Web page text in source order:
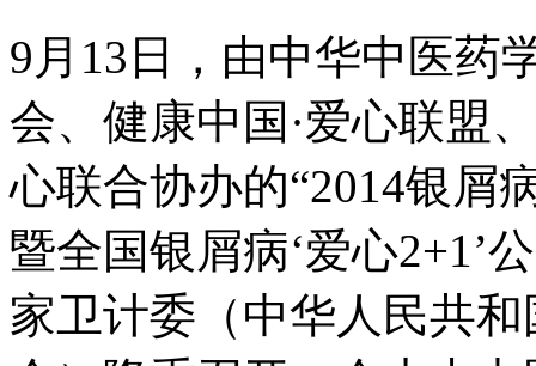
9月13日，由中华中医药
会、健康中国·爱心联盟
心联合协办的“2014银屑
暨全国银屑病‘爱心2+1’
家卫计委（中华人民共